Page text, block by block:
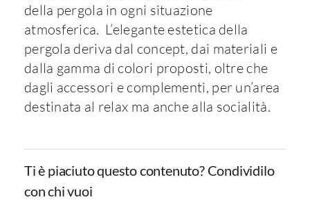
della pergola in ogni situazione
atmosferica. L’elegante estetica della
pergola deriva dal concept, dai materiali e
dalla gamma di colori proposti, oltre che
dagli accessori e complementi, per un’area
destinata al relax ma anche alla socialità.
Ti è piaciuto questo contenuto? Condividilo
con chi vuoi